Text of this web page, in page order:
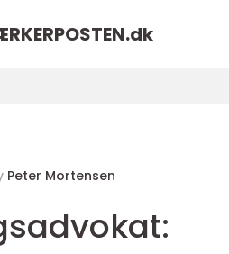
dk
Peter Mortensen